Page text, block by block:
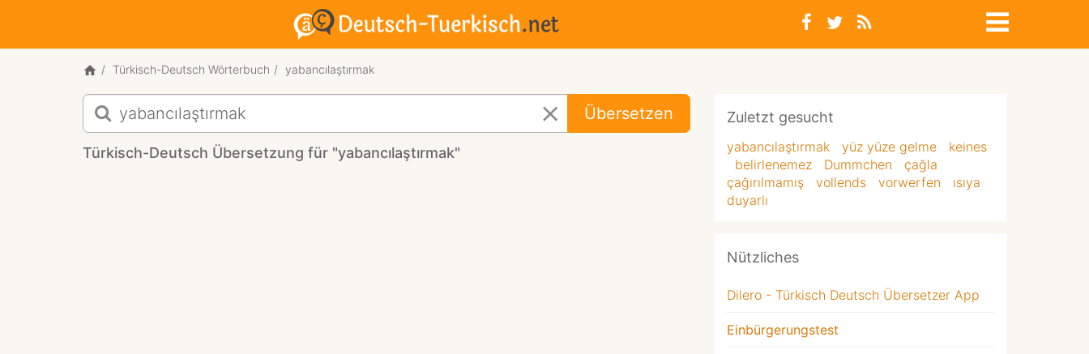
Türkisch-Deutsch Wörterbuch yabancılaştırmak
Türkisch-
Deutsch
Übersetzung
für
Übersetzen
Türkisch-Deutsch Übersetzung für "yabancılaştırmak"
Zuletzt gesucht
yabancılaştırmak yüz yüze gelme
keines
belirlenemez
Dummchen
çağla
çağırılmamış
vollends vorwerfen
ısıya
duyarlı
Nützliches
Dilero - Türkisch Deutsch Übersetzer App
Einbürgerungstest